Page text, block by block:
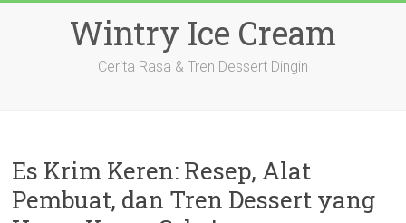
Wintry Ice Cream
Cerita Rasa & Tren Dessert Dingin
Es Krim Keren: Resep, Alat
Pembuat, dan Tren Dessert yang